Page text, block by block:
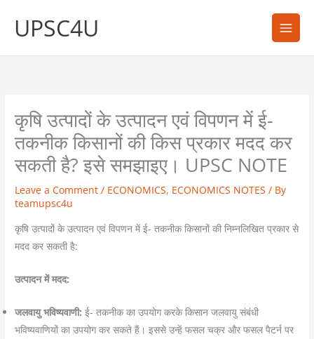
UPSC4U
कृषि उत्पादों के उत्पादन एवं विपणन में ई-
तकनीक किसानों की किस प्रकार मदद कर
सकती है? इसे समझाइए। UPSC NOTE
Leave a Comment / ECONOMICS, ECONOMICS NOTES / By
teamupsc4u
कृषि उत्पादों के उत्पादन एवं विपणन में ई- तकनीक किसानों की निम्नलिखित प्रकार से
मदद कर सकती है:
उत्पादन में मदद:
जलवायु भविष्यवाणी: ई- तकनीक का उपयोग करके किसान जलवायु संबंधी
भविष्यवाणियों का उपयोग कर सकते हैं। इससे उन्हें फसल चक्र और फसल पैटर्न पर